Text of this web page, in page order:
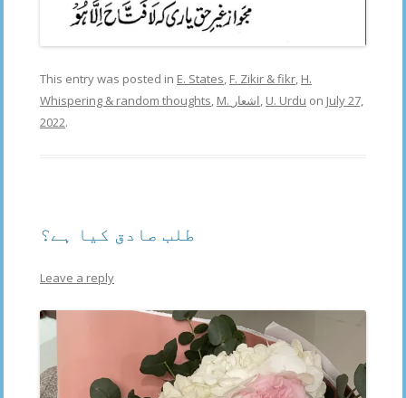
This entry was posted in E. States F. Zikir & fikr H.
Whispering & random thoughts
M. اشعار U. Urdu on July 27,
2022.
طلب صادق کیا ہے؟
Leave a reply